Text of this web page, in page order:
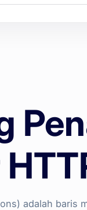
adalah baris